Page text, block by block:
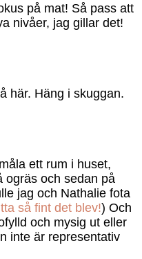
på mat! Så pass att
nivåer, jag gillar det!
här. Häng i skuggan.
ett rum i huset,
ogräs och sedan på
jag och Nathalie fota
så fint det blev!) Och
och mysig ut eller
inte är representativ